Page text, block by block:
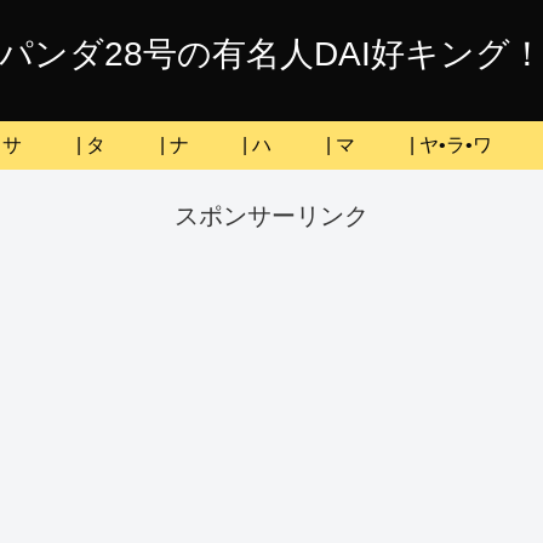
パンダ28号の有名人DAI好キング！
| サ | タ | ナ | ハ | マ | ヤ•ラ•ワ
スポンサーリンク